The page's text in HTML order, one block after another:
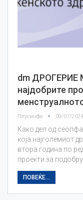
dm ДРОГЕРИЕ
најдобрите
Плусинфо 09/07/2024
Како дел од
која најголемиот
втора година по
проекти за
ПОВЕЌЕ...